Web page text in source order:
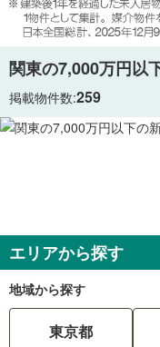
関東の7,000万円以
掲載物件数:259
エリアから探す
地域から探す
東京都